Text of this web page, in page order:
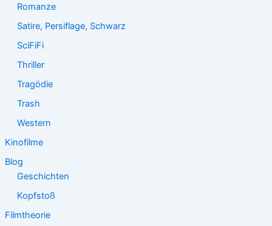
Romanze
Satire, Persiflage, Schwarz
SciFiFi
Thriller
Tragödie
Trash
Western
Kinofilme
Blog
Geschichten
Kopfstoß
Filmtheorie